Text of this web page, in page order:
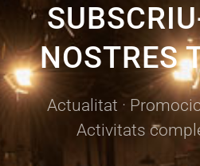
Descompte especial Dia de
NOSTRES
Actualitat ·
Activitats